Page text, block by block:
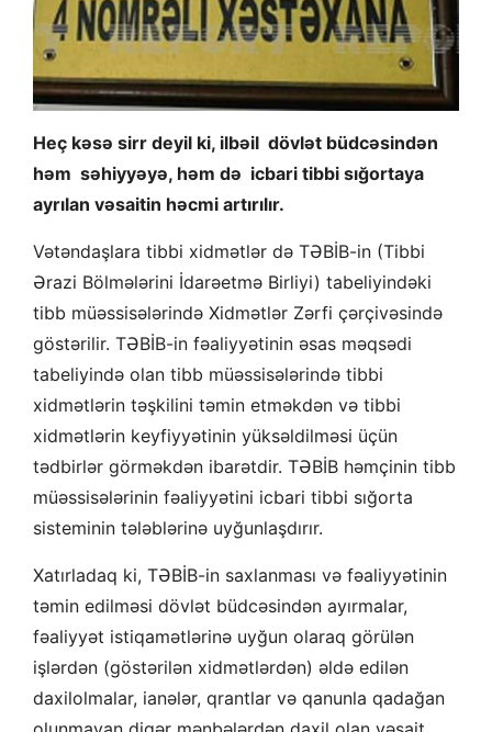
Heç kəsə sirr deyil ki, ilbəil dövlət büdcəsindən
həm səhiyyəyə, həm də icbari tibbi sığortaya
ayrılan vəsaitin həcmi artırılır.
Vətəndaşlara tibbi xidmətlər də TƏBİB-in (Tibbi
Ərazi Bölmələrini İdarəetmə Birliyi) tabeliyindəki
tibb müəssisələrində Xidmətlər Zərfi çərçivəsində
göstərilir. TƏBİB-in fəaliyyətinin əsas məqsədi
tabeliyində olan tibb müəssisələrində tibbi
xidmətlərin təşkilini təmin etməkdən və tibbi
xidmətlərin keyfiyyətinin yüksəldilməsi üçün
tədbirlər görməkdən ibarətdir. TƏBİB həmçinin tibb
müəssisələrinin fəaliyyətini icbari tibbi sığorta
sisteminin tələblərinə uyğunlaşdırır.
Xatırladaq ki, TƏBİB-in saxlanması və fəaliyyətinin
təmin edilməsi dövlət büdcəsindən ayırmalar,
fəaliyyət istiqamətlərinə uyğun olaraq görülən
işlərdən (göstərilən xidmətlərdən) əldə edilən
daxilolmalar, ianələr, qrantlar və qanunla qadağan